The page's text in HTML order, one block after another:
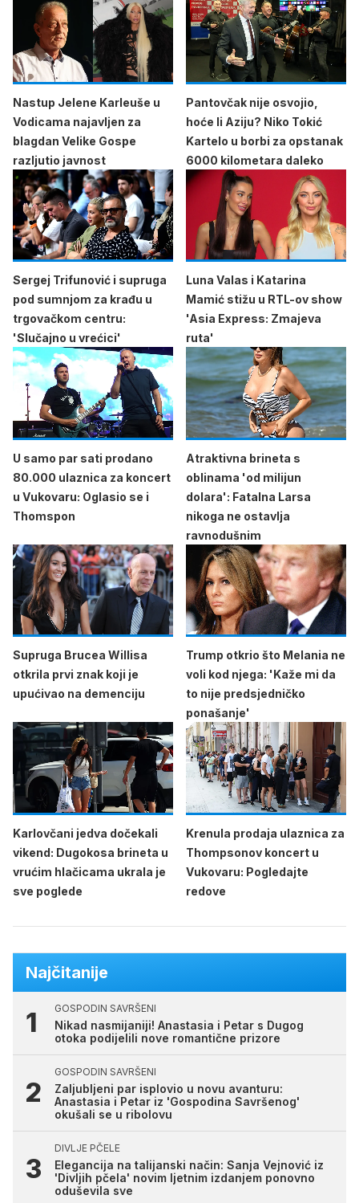
Nastup Jelene Karleuše u
Vodicama najavljen za
blagdan Velike Gospe
razljutio javnost
Pantovčak nije osvojio,
hoće li Aziju? Niko Tokić
Kartelo u borbi za opstanak
6000 kilometara daleko
Sergej Trifunović i supruga
pod sumnjom za krađu u
trgovačkom centru:
'Slučajno u vrećici'
Luna Valas i Katarina
Mamić stižu u RTL-ov show
'Asia Express: Zmajeva
ruta'
U samo par sati prodano
80.000 ulaznica za koncert
u Vukovaru: Oglasio se i
Thomspon
Atraktivna brineta s
oblinama 'od milijun
dolara': Fatalna Larsa
nikoga ne ostavlja
ravnodušnim
Supruga Brucea Willisa
otkrila prvi znak koji je
upućivao na demenciju
Trump otkrio što Melania ne
voli kod njega: 'Kaže mi da
to nije predsjedničko
ponašanje'
Karlovčani jedva dočekali
vikend: Dugokosa brineta u
vrućim hlačicama ukrala je
sve poglede
Krenula prodaja ulaznica za
Thompsonov koncert u
Vukovaru: Pogledajte
redove
Najčitanije
GOSPODIN SAVRŠENI
Nikad nasmijaniji! Anastasia i Petar s Dugog
otoka podijelili nove romantične prizore
GOSPODIN SAVRŠENI
Zaljubljeni par isplovio u novu avanturu:
Anastasia i Petar iz 'Gospodina Savršenog'
okušali se u ribolovu
DIVLJE PČELE
Elegancija na talijanski način: Sanja Vejnović iz
'Divljih pčela' novim ljetnim izdanjem ponovno
oduševila sve